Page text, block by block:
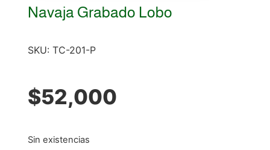
Navaja Grabado Lobo
SKU: TC-201-P
$52,000
Sin existencias